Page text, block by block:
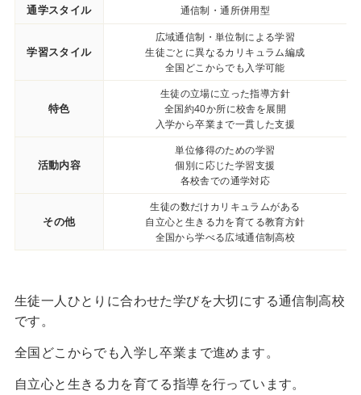
通学スタイル 通信制・通所併用型
学習スタイル
広域通信制・単位制による学習
生徒ごとに異なるカリキュラム編成
全国どこからでも入学可能
特色
生徒の立場に立った指導方針
全国約40か所に校舎を展開
入学から卒業まで一貫した支援
活動内容
単位修得のための学習
個別に応じた学習支援
各校舎での通学対応
その他
生徒の数だけカリキュラムがある
自立心と生きる力を育てる教育方針
全国から学べる広域通信制高校
生徒一人ひとりに合わせた学びを大切にする通信制高校
です。
全国どこからでも入学し卒業まで進めます。
自立心と生きる力を育てる指導を行っています。